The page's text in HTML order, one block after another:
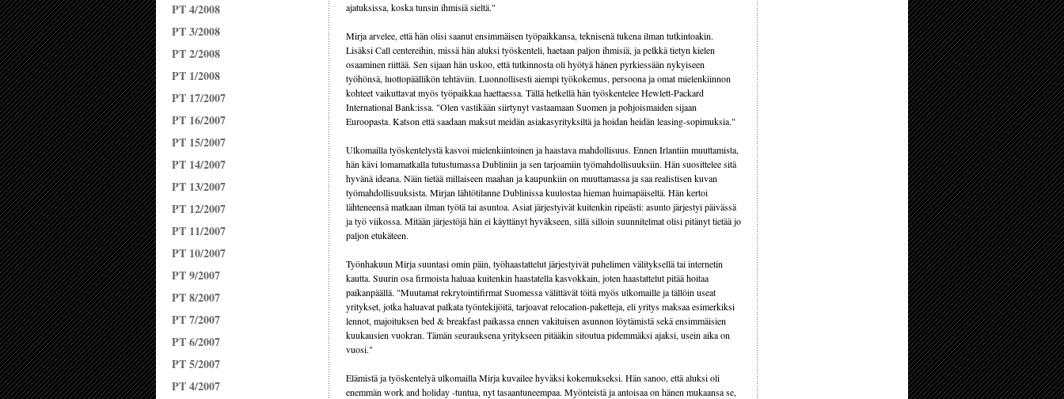
PT 4/2008
PT 3/2008
PT 2/2008
PT 1/2008
PT 17/2007
PT 16/2007
PT 15/2007
PT 14/2007
PT 13/2007
PT 12/2007
PT 11/2007
PT 10/2007
PT 9/2007
PT 8/2007
PT 7/2007
PT 6/2007
PT 5/2007
PT 4/2007
ajatuksissa, koska tunsin ihmisiä sieltä."
Mirja arvelee, että hän olisi saanut ensimmäisen työpaikkansa, teknisenä tukena ilman tutkintoakin.
Lisäksi Call centereihin, missä hän aluksi työskenteli, haetaan paljon ihmisiä, ja pelkkä tietyn kielen
osaaminen riittää. Sen sijaan hän uskoo, että tutkinnosta oli hyötyä hänen pyrkiessään nykyiseen
työhönsä, luottopäällikön tehtäviin. Luonnollisesti aiempi työkokemus, persoona ja omat mielenkiinnon
kohteet vaikuttavat myös työpaikkaa haettaessa. Tällä hetkellä hän työskentelee Hewlett-Packard
International Bank:issa. "Olen vastikään siirtynyt vastaamaan Suomen ja pohjoismaiden sijaan
Euroopasta. Katson että saadaan maksut meidän asiakasyrityksiltä ja hoidan heidän leasing-sopimuksia."
Ulkomailla työskentelystä kasvoi mielenkiintoinen ja haastava mahdollisuus. Ennen Irlantiin muuttamista,
hän kävi lomamatkalla tutustumassa Dubliniin ja sen tarjoamiin työmahdollisuuksiin. Hän suosittelee sitä
hyvänä ideana. Näin tietää millaiseen maahan ja kaupunkiin on muuttamassa ja saa realistisen kuvan
työmahdollisuuksista. Mirjan lähtötilanne Dublinissa kuulostaa hieman huimapäiseltä. Hän kertoi
lähteneensä matkaan ilman työtä tai asuntoa. Asiat järjestyivät kuitenkin ripeästi: asunto järjestyi päivässä
ja työ viikossa. Mitään järjestöjä hän ei käyttänyt hyväkseen, sillä silloin suunnitelmat olisi pitänyt tietää jo
paljon etukäteen.
Työnhakuun Mirja suuntasi omin päin, työhaastattelut järjestyivät puhelimen välityksellä tai internetin
kautta. Suurin osa firmoista haluaa kuitenkin haastatella kasvokkain, joten haastattelut pitää hoitaa
paikanpäällä. "Muutamat rekrytointifirmat Suomessa välittävät töitä myös ulkomaille ja tällöin useat
yritykset, jotka haluavat palkata työntekijöitä, tarjoavat relocation-paketteja, eli yritys maksaa esimerkiksi
lennot, majoituksen bed & breakfast paikassa ennen vakituisen asunnon löytämistä sekä ensimmäisien
kuukausien vuokran. Tämän seurauksena yritykseen pitääkin sitoutua pidemmäksi ajaksi, usein aika on
vuosi."
Elämistä ja työskentelyä ulkomailla Mirja kuvailee hyväksi kokemukseksi. Hän sanoo, että aluksi oli
enemmän work and holiday -tuntua, nyt tasaantuneempaa. Myönteistä ja antoisaa on hänen mukaansa se,